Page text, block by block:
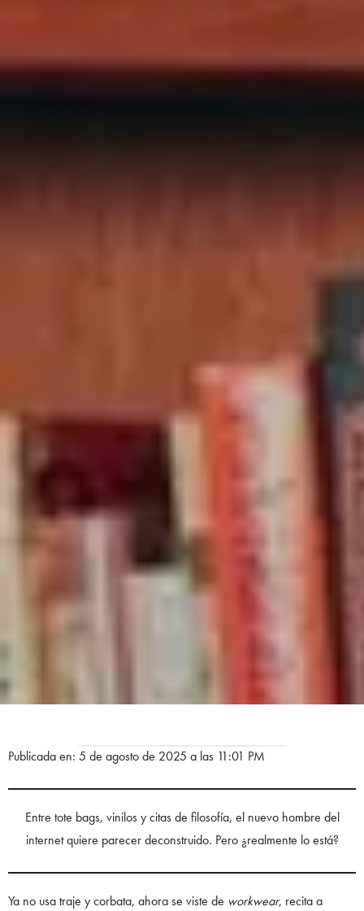
Publicada en: 5 de agosto de 2025 a las 11:01 PM
Entre tote bags, vinilos y citas de filosofía, el nuevo hombre del
internet quiere parecer deconstruido. Pero ¿realmente lo está?
Ya no usa traje y corbata, ahora se viste de workwear, recita a